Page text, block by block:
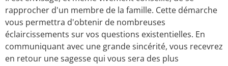
rapprocher d'un membre de la famille. Cette démarche
vous permettra d'obtenir de nombreuses
éclaircissements sur vos questions existentielles. En
communiquant avec une grande sincérité, vous recevrez
en retour une sagesse qui vous sera des plus